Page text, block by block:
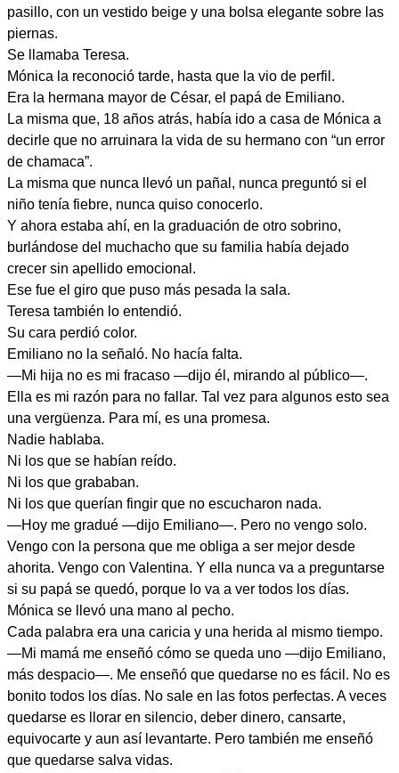
pasillo, con un vestido beige y una bolsa elegante sobre las
piernas.
Se llamaba Teresa.
Mónica la reconoció tarde, hasta que la vio de perfil.
Era la hermana mayor de César, el papá de Emiliano.
La misma que, 18 años atrás, había ido a casa de Mónica a
decirle que no arruinara la vida de su hermano con “un error
de chamaca”.
La misma que nunca llevó un pañal, nunca preguntó si el
niño tenía fiebre, nunca quiso conocerlo.
Y ahora estaba ahí, en la graduación de otro sobrino,
burlándose del muchacho que su familia había dejado
crecer sin apellido emocional.
Ese fue el giro que puso más pesada la sala.
Teresa también lo entendió.
Su cara perdió color.
Emiliano no la señaló. No hacía falta.
—Mi hija no es mi fracaso —dijo él, mirando al público—.
Ella es mi razón para no fallar. Tal vez para algunos esto sea
una vergüenza. Para mí, es una promesa.
Nadie hablaba.
Ni los que se habían reído.
Ni los que grababan.
Ni los que querían fingir que no escucharon nada.
—Hoy me gradué —dijo Emiliano—. Pero no vengo solo.
Vengo con la persona que me obliga a ser mejor desde
ahorita. Vengo con Valentina. Y ella nunca va a preguntarse
si su papá se quedó, porque lo va a ver todos los días.
Mónica se llevó una mano al pecho.
Cada palabra era una caricia y una herida al mismo tiempo.
—Mi mamá me enseñó cómo se queda uno —dijo Emiliano,
más despacio—. Me enseñó que quedarse no es fácil. No es
bonito todos los días. No sale en las fotos perfectas. A veces
quedarse es llorar en silencio, deber dinero, cansarte,
equivocarte y aun así levantarte. Pero también me enseñó
que quedarse salva vidas.